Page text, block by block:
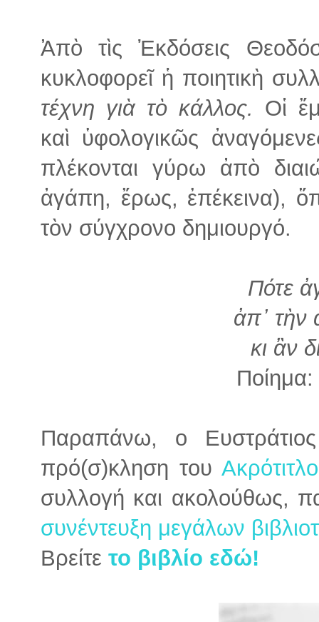
Ἀπὸ τὶς Ἐκδόσεις
κυκλοφορεῖ ἡ ποιητικὴ
τέχνη γιὰ τὸ κάλλος.
Οἱ
καὶ ὑφολογικῶς
πλέκονται γύρω ἀπὸ
ἀγάπη, ἔρως, ἐπέκεινα),
τὸν σύγχρονο δημιουργό.
Πότε
ἀπ᾽ τὴν
κι ἂν
Ποίημα:
Παραπάνω, ο
πρό(σ)κληση του
συλλογή και ακολούθως,
συνέντευξη μεγάλων
Βρείτε το βιβλίο εδώ!